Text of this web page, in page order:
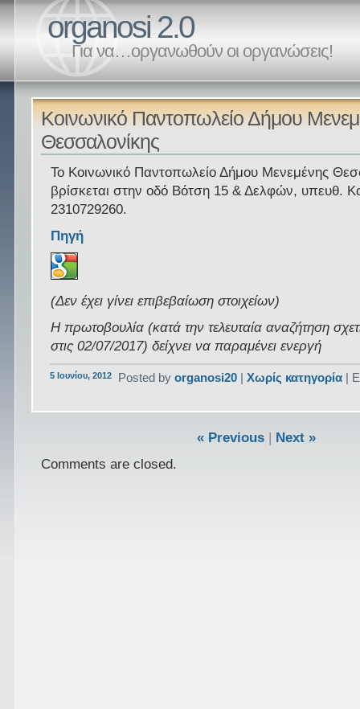
organosi 2.0
Για να…οργανωθούν οι οργανώσεις!
Κοινωνικό Παντοπωλείο Δήμου
Θεσσαλονίκης
Το Κοινωνικό Παντοπωλείο Δήμου Μενεμένης
βρίσκεται στην οδό Βότση 15 & Δελφών, υπευθ.
2310729260.
Πηγή
(Δεν έχει γίνει επιβεβαίωση στοιχείων)
Η πρωτοβουλία (κατά την τελευταία αναζήτηση
στις 02/07/2017) δείχνει να παραμένει ενεργή
5 Ιουνίου, 2012 Posted byorganosi20 |Χωρίς κατηγορία |
« Previous|
Next »
Comments are closed.